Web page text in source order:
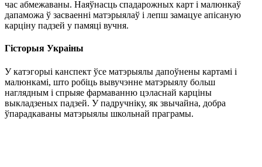
час абмежаваны. Наяўнасць спадарожных карт і малюнкаў
дапаможа ў засваенні матэрыялаў і лепш замацуе апісаную
карціну падзей у памяці вучня.
Гісторыя Украіны
У катэгорыі канспект ўсе матэрыялы дапоўнены картамі і
малюнкамі, што робіць вывучэнне матэрыялу больш
наглядным і спрыяе фармаванню цэласнай карціны
выкладзеных падзей. У падручніку, як звычайна, добра
ўпарадкаваны матэрыялы школьнай праграмы.